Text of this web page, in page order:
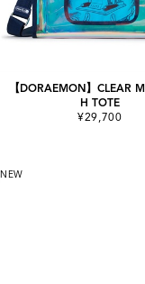
【DORAEMON】CLEAR
H TOTE
¥29,700
NEW